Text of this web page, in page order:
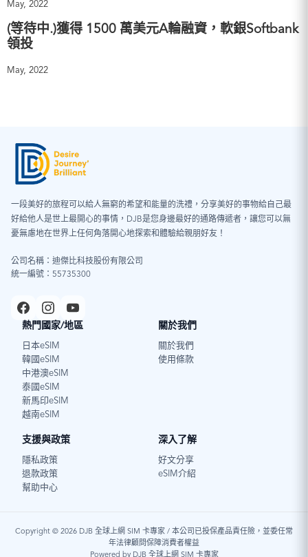
May, 2022
(等待中.)獲得 1500 萬美元A輪融資，軟銀Softbank
領投
May, 2022
一段美好的旅程可以給人無窮的希望和能量的洗禮，分享美好的事物給自己最
好給他人是世上最開心的事情，DJB是您身邊最好的通路傳遞者，讓您可以無
憂無慮地在世界上任何角落開心地探索和體驗給親朋好友！
公司名稱：迪傑比科技股份有限公司
統一編號：55735300
熱門國家/地區
日本eSIM
韓國eSIM
中港澳eSIM
泰國eSIM
新馬印eSIM
越南eSIM
關於我們
關於我們
使用條款
支援與政策
隱私政策
退款政策
幫助中心
深入了解
好文分享
eSIM介紹
Copyright © 2026 DJB 全球上網 SIM 卡專家 / 本公司已投保產品責任險，並委任常
年法律顧問保障消費者權益
Powered by DJB 全球上網 SIM 卡專家